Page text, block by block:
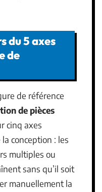
du 5 axes
de
de référence
de pièces
cinq axes
conception : les
multiples ou
sans qu’il soit
manuellement la